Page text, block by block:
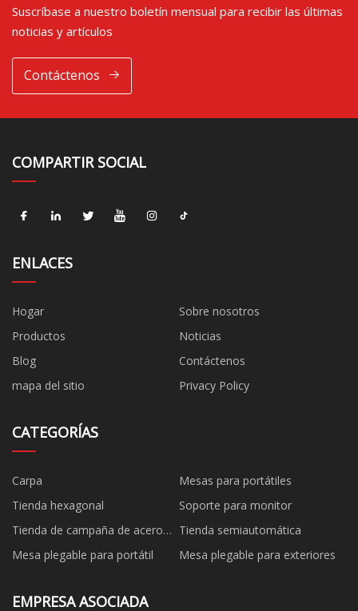
Suscríbase a nuestro boletín mensual para recibir las últimas
noticias y artículos
Contáctenos
COMPARTIR SOCIAL
ENLACES
Hogar
Sobre nosotros
Productos
Noticias
Blog
Contáctenos
mapa del sitio
Privacy Policy
CATEGORÍAS
Carpa
Mesas para portátiles
Tienda hexagonal
Soporte para monitor
Tienda de campaña de acero
negro
Tienda semiautomática
Mesa plegable para portátil
Mesa plegable para exteriores
EMPRESA ASOCIADA